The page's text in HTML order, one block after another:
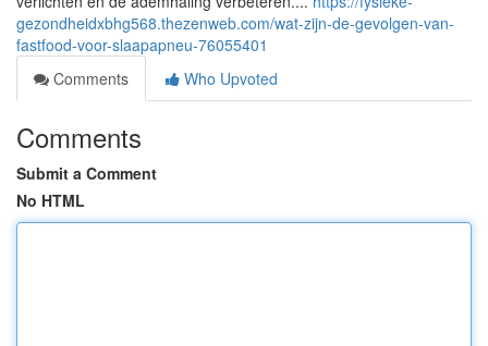
gezondheidxbhg568.thezenweb.com/wat-zijn-de-gevolgen-van-
fastfood-voor-slaapapneu-76055401
Comments
Who Upvoted
Comments
Submit a Comment
No HTML